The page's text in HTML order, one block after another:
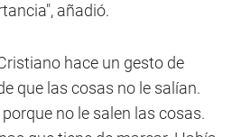
añadió.
hace un gesto de
que las cosas no le salían.
no le salen las cosas.